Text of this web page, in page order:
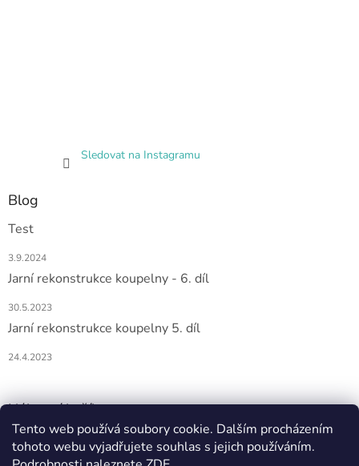
Tento web používá soubory cookie. Dalším procházením
tohoto webu vyjadřujete souhlas s jejich používáním.
Sledovat na Instagramu
Blog
Test
3.9.2024
Jarní rekonstrukce koupelny - 6. díl
30.5.2023
Jarní rekonstrukce koupelny 5. díl
24.4.2023
Nákupní košík
0KS /0 KČ